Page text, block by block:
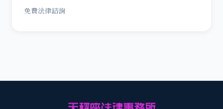
免費法律諮詢